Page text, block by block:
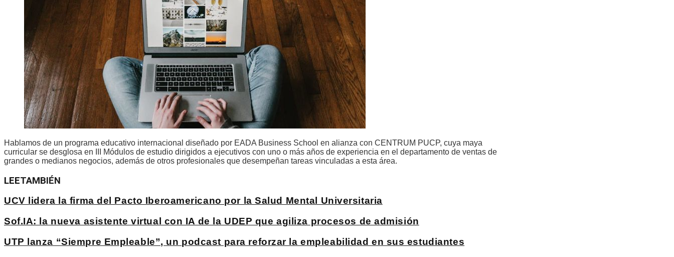
Hablamos de un programa educativo internacional diseñado por EADA Business School en alianza con CENTRUM PUCP, cuya maya
curricular se desglosa en III Módulos de estudio dirigidos a ejecutivos con uno o más años de experiencia en el departamento de ventas de
grandes o medianos negocios, además de otros profesionales que desempeñan tareas vinculadas a esta área.
LEETAMBIÉN
UCV lidera la firma del Pacto Iberoamericano por la Salud Mental Universitaria
Sof.IA: la nueva asistente virtual con IA de la UDEP que agiliza procesos de admisión
UTP lanza “Siempre Empleable”, un podcast para reforzar la empleabilidad en sus estudiantes